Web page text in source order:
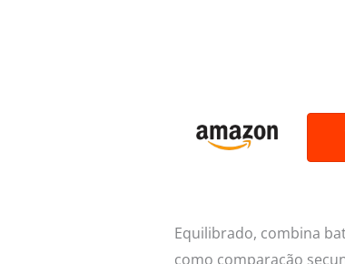
Equilibrado, combina
como comparação